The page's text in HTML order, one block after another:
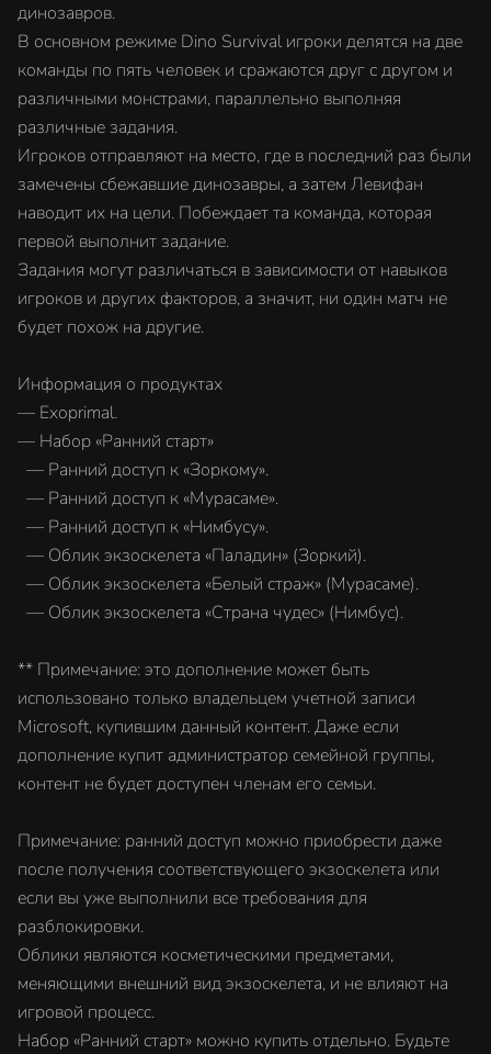
динозавров.
В основном режиме Dino Survival игроки делятся на две
команды по пять человек и сражаются друг с другом и
различными монстрами, параллельно выполняя
различные задания.
Игроков отправляют на место, где в последний раз были
замечены сбежавшие динозавры, а затем Левифан
наводит их на цели. Побеждает та команда, которая
первой выполнит задание.
Задания могут различаться в зависимости от навыков
игроков и других факторов, а значит, ни один матч не
будет похож на другие.
Информация о продуктах
— Exoprimal.
— Набор «Ранний старт»
— Ранний доступ к «Зоркому».
— Ранний доступ к «Мурасаме».
— Ранний доступ к «Нимбусу».
— Облик экзоскелета «Паладин» (Зоркий).
— Облик экзоскелета «Белый страж» (Мурасаме).
— Облик экзоскелета «Страна чудес» (Нимбус).
** Примечание: это дополнение может быть
использовано только владельцем учетной записи
Microsoft, купившим данный контент. Даже если
дополнение купит администратор семейной группы,
контент не будет доступен членам его семьи.
Примечание: ранний доступ можно приобрести даже
после получения соответствующего экзоскелета или
если вы уже выполнили все требования для
разблокировки.
Облики являются косметическими предметами,
меняющими внешний вид экзоскелета, и не влияют на
игровой процесс.
Набор «Ранний старт» можно купить отдельно. Будьте